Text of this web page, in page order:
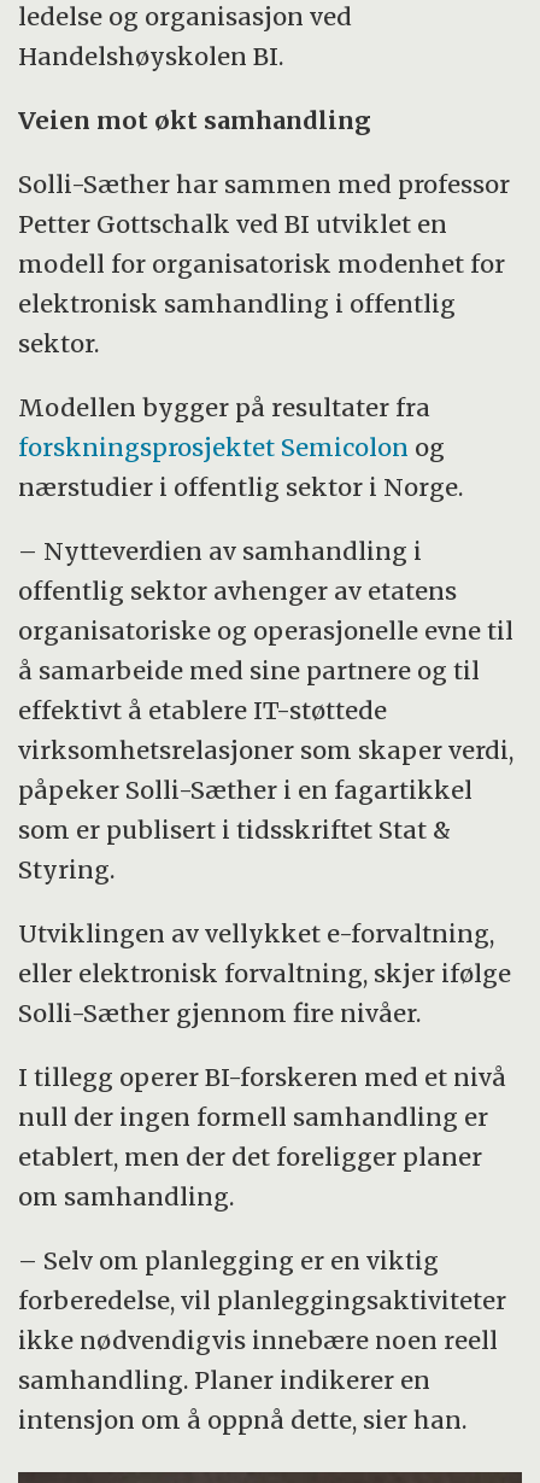
ledelse og organisasjon ved
Handelshøyskolen BI.
Veien mot økt samhandling
Solli-Sæther har sammen med professor
Petter Gottschalk ved BI utviklet en
modell for organisatorisk modenhet for
elektronisk samhandling i offentlig
sektor.
Modellen bygger på resultater fra
forskningsprosjektet Semicolon og
nærstudier i offentlig sektor i Norge.
– Nytteverdien av samhandling i
offentlig sektor avhenger av etatens
organisatoriske og operasjonelle evne til
å samarbeide med sine partnere og til
effektivt å etablere IT-støttede
virksomhetsrelasjoner som skaper verdi,
påpeker Solli-Sæther i en fagartikkel
som er publisert i tidsskriftet Stat &
Styring.
Utviklingen av vellykket e-forvaltning,
eller elektronisk forvaltning, skjer ifølge
Solli-Sæther gjennom fire nivåer.
I tillegg operer BI-forskeren med et nivå
null der ingen formell samhandling er
etablert, men der det foreligger planer
om samhandling.
– Selv om planlegging er en viktig
forberedelse, vil planleggingsaktiviteter
ikke nødvendigvis innebære noen reell
samhandling. Planer indikerer en
intensjon om å oppnå dette, sier han.